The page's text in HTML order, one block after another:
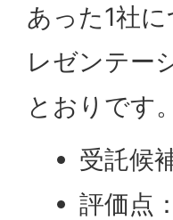
あった1社
レゼンテー
とおりです。
受託候
評価点